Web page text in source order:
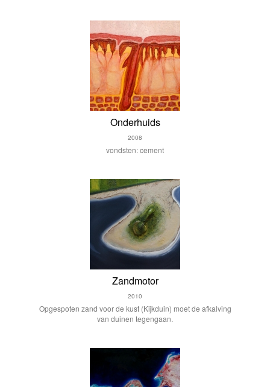
Onderhuids
2008
vondsten: cement
Zandmotor
2010
Opgespoten zand voor de kust (Kijkduin) moet de afkalving
van duinen tegengaan.